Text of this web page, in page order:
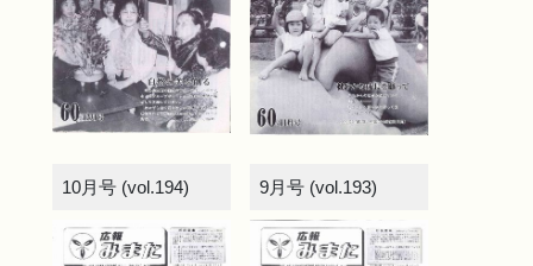
10月号 (vol.194) 9月号 (vol.193)